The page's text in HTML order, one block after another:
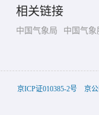
相关链接
中国气象局 中国气象
京ICP证010385-2号 京